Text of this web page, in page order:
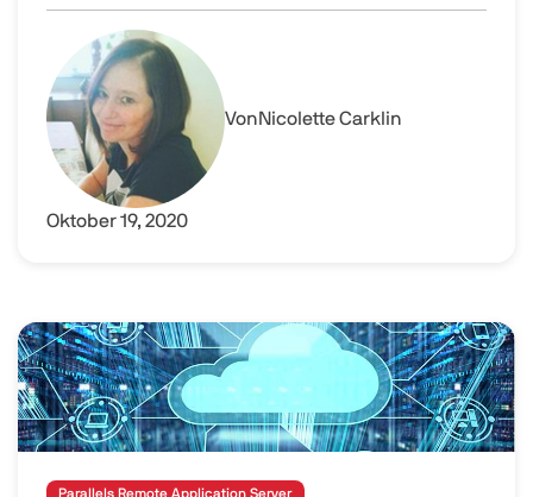
Der neueste RDP-Client für Windows 10 und dessen
Image
VonNicolette Carklin
Oktober 19, 2020
Image
Parallels Remote Application Server